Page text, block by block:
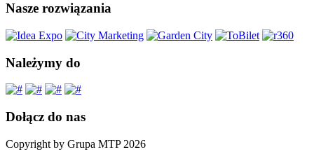
Nasze rozwiązania
Należymy do
Dołącz do nas
Copyright by Grupa MTP 2026